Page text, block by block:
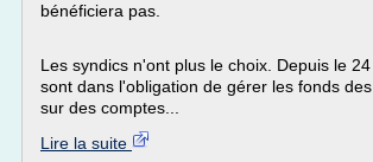
bénéficiera pas.
Les syndics n'ont plus le choix. Depuis le
sont dans l'obligation de gérer les fonds
sur des comptes...
Lire la suite